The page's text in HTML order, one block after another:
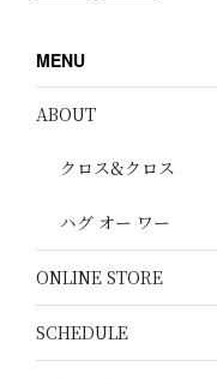
MENU
ABOUT
クロス&クロス
ハグ オー ワー
ONLINE STORE
SCHEDULE